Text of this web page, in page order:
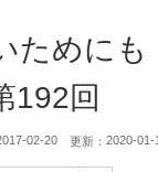
ために
192回
02-20 更新： 2020-01-